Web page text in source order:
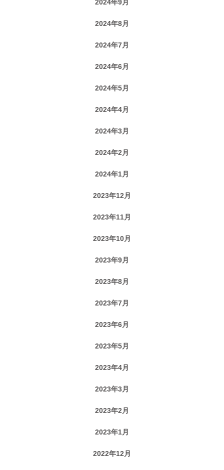
2024年9月
2024年8月
2024年7月
2024年6月
2024年5月
2024年4月
2024年3月
2024年2月
2024年1月
2023年12月
2023年11月
2023年10月
2023年9月
2023年8月
2023年7月
2023年6月
2023年5月
2023年4月
2023年3月
2023年2月
2023年1月
2022年12月